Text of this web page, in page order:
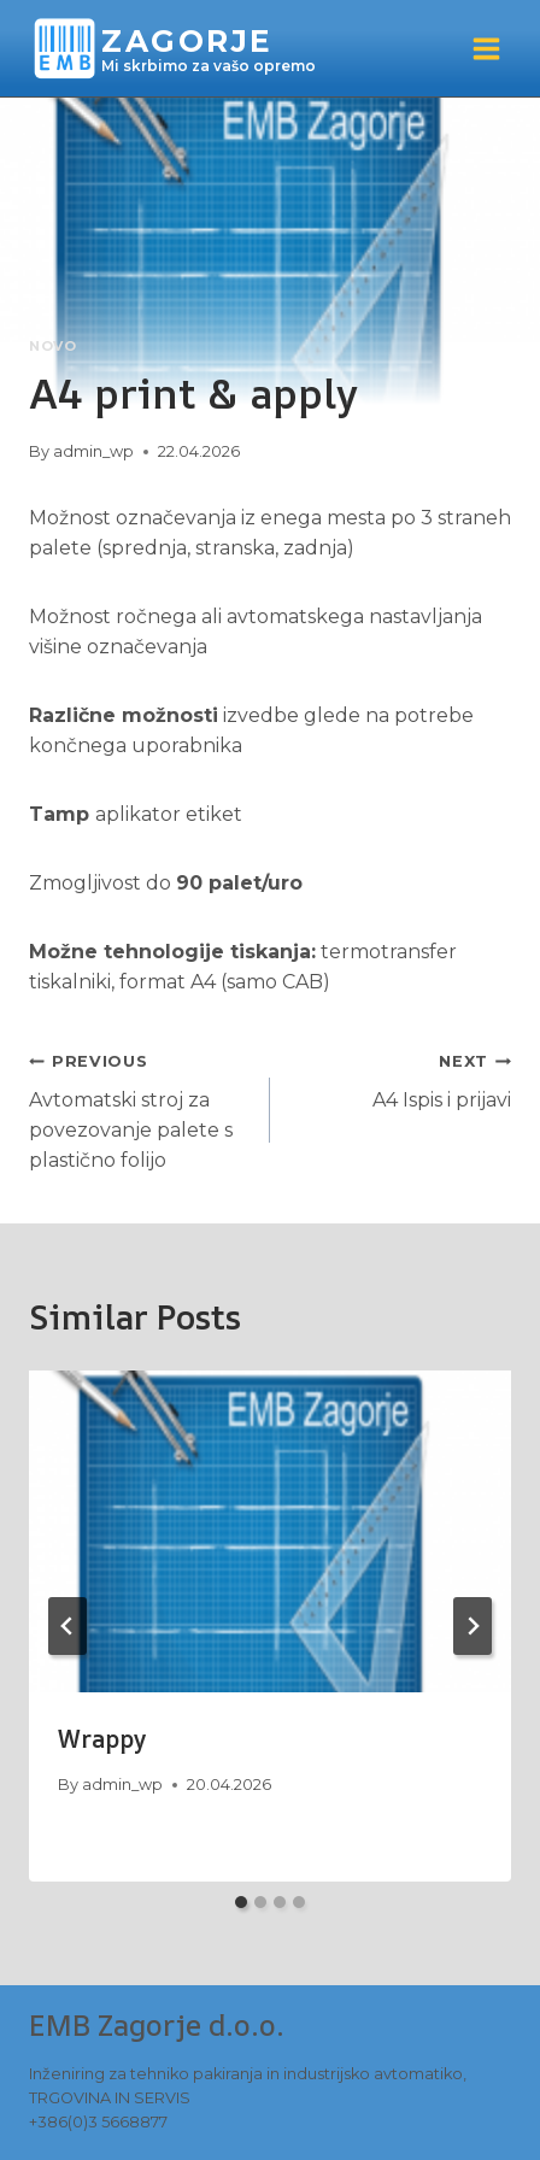
Skip
content
ZAGORJE
Mi skrbimo za vašo opremo
NOVO
A4 print & apply
By admin_wp 22.04.2026
Možnost označevanja iz enega mesta po 3 straneh
palete (sprednja, stranska, zadnja)
Možnost ročnega ali avtomatskega nastavljanja
višine označevanja
Različne možnosti izvedbe glede na potrebe
končnega uporabnika
Tamp aplikator etiket
Zmogljivost do 90 palet/uro
Možne tehnologije tiskanja: termotransfer
tiskalniki, format A4 (samo CAB)
Post
navigation
PREVIOUS
Avtomatski stroj za
povezovanje palete s
plastično folijo
NEXT
A4 Ispis i prijavi
Similar Posts
Wrappy
By admin_wp 20.04.2026
EMB Zagorje d.o.o.
Inženiring za tehniko pakiranja in industrijsko avtomatiko,
TRGOVINA IN SERVIS
+386(0)3 5668877